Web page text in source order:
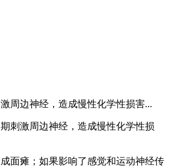
周边神经，造成慢性化学性损害...
刺激周边神经，造成慢性化学性损
面瘫；如果影响了感觉和运动神经传